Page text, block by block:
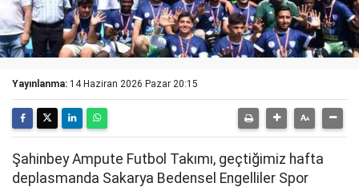
Yayınlanma: 14 Haziran 2026 Pazar 20:15
Şahinbey Ampute Futbol Takımı, geçtiğimiz hafta
deplasmanda Sakarya Bedensel Engelliler Spor